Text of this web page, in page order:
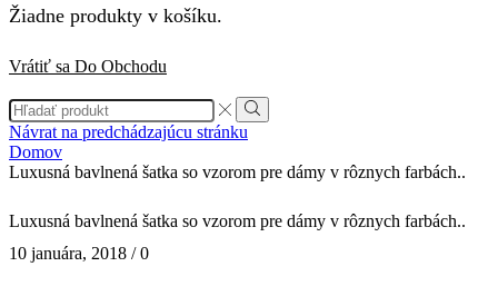
Žiadne produkty v košíku.
Vrátiť sa Do Obchodu
Search
input
Search
Návrat na predchádzajúcu stránku
Domov
Luxusná bavlnená šatka so vzorom pre dámy v rôznych farbách..
Luxusná bavlnená šatka so vzorom pre dámy v rôznych farbách..
10 januára, 2018 / 0